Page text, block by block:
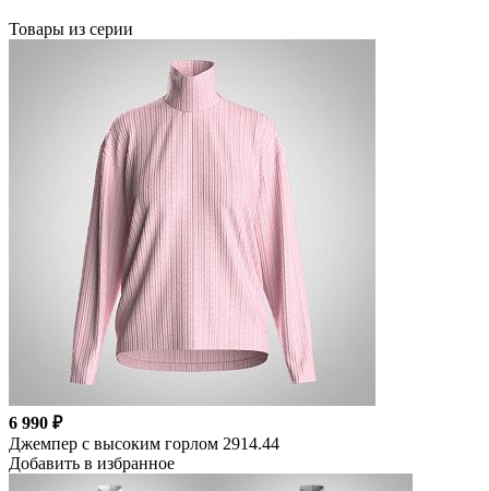
Товары из серии
6 990 ₽
Джемпер с высоким горлом 2914.44
Добавить в избранное